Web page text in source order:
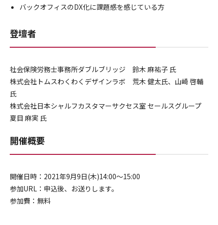
バックオフィスのDX化に課題感を感じている方
登壇者
社会保険労務士事務所ダブルブリッジ 鈴木 麻祐子 氏
株式会社トムスわくわくデザインラボ 荒木 健太氏、山崎 啓輔
氏
株式会社日本シャルフカスタマーサクセス室 セールスグループ
夏目 麻実 氏
開催概要
開催日時：2021年9月9日(木)14:00～15:00
参加URL：申込後、お送りします。
参加費：無料